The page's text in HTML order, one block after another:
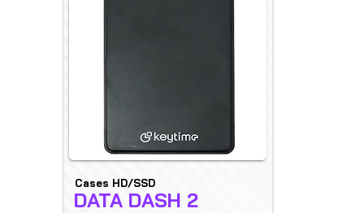
DATA DASH 2
Cases HD/SSD